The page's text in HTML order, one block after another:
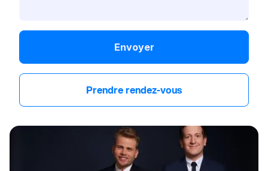
Prendre rendez-vous